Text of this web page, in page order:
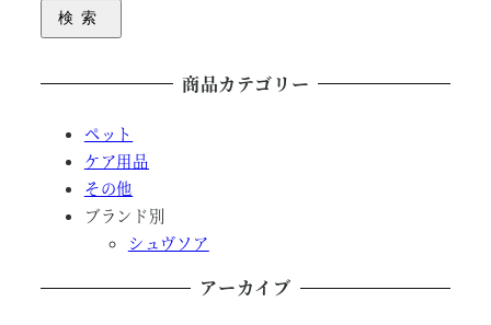
検索
商品カテゴリー
ペット
ケア用品
その他
ブランド別
シュヴソア
アーカイブ